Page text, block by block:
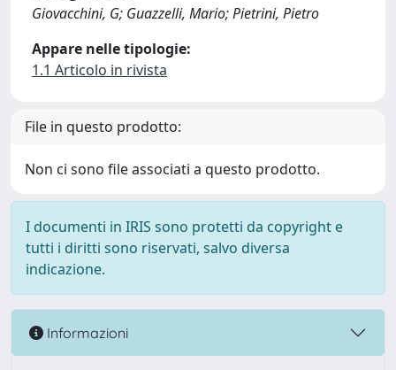
Giovacchini, G; Guazzelli, Mario; Pietrini, Pietro
Appare nelle tipologie:
1.1 Articolo in rivista
File in questo prodotto:
Non ci sono file associati a questo prodotto.
I documenti in IRIS sono protetti da copyright e
tutti i diritti sono riservati, salvo diversa
indicazione.
Informazioni